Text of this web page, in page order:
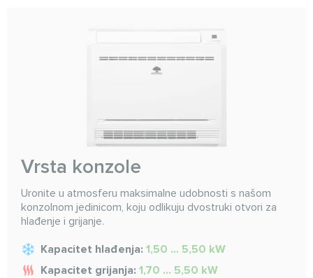
Vrsta konzole
Uronite u atmosferu maksimalne udobnosti s našom
konzolnom jedinicom, koju odlikuju dvostruki otvori za
hlađenje i grijanje.
Kapacitet hlađenja: 1,50 ... 5,50 kW
Kapacitet grijanja: 1,70 ... 5,50 kW